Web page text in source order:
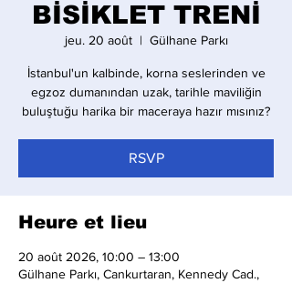
BİSİKLET TRENİ
jeu. 20 août
  |
Gülhane Parkı
İstanbul'un kalbinde, korna seslerinden ve
egzoz dumanından uzak, tarihle maviliğin
buluştuğu harika bir maceraya hazır mısınız?
RSVP
Heure et lieu
20 août 2026, 10:00 – 13:00
Gülhane Parkı, Cankurtaran, Kennedy Cad.,